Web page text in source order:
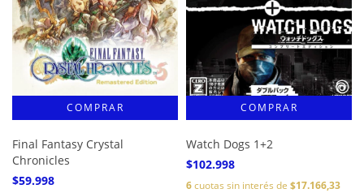
Final Fantasy Crystal
Chronicles
$59.998
Watch Dogs 1+2
$102.998
6cuotas sin interés de $17.166,33